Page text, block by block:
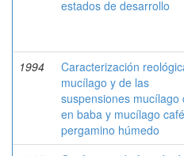
estados de desarrollo
1994
Caracterización
mucílago y de las
suspensiones mucílago
en baba y mucílago café
pergamino húmedo